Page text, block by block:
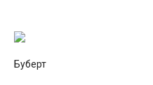
Буберт